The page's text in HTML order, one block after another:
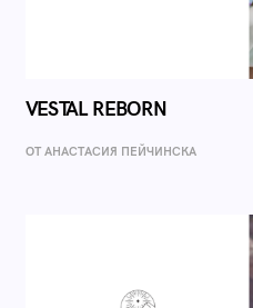
VESTAL REBORN
ОТ AНАСТАСИЯ ПЕЙЧИНСКА